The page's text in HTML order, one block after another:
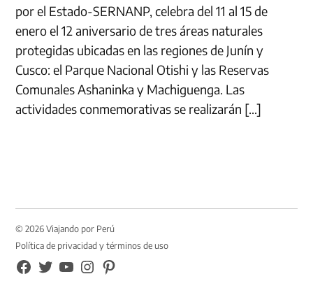
por el Estado-SERNANP, celebra del 11 al 15 de
enero el 12 aniversario de tres áreas naturales
protegidas ubicadas en las regiones de Junín y
Cusco: el Parque Nacional Otishi y las Reservas
Comunales Ashaninka y Machiguenga. Las
actividades conmemorativas se realizarán […]
© 2026 Viajando por Perú
Política de privacidad y términos de uso
FB
TW YouTubeInstagramPinterest